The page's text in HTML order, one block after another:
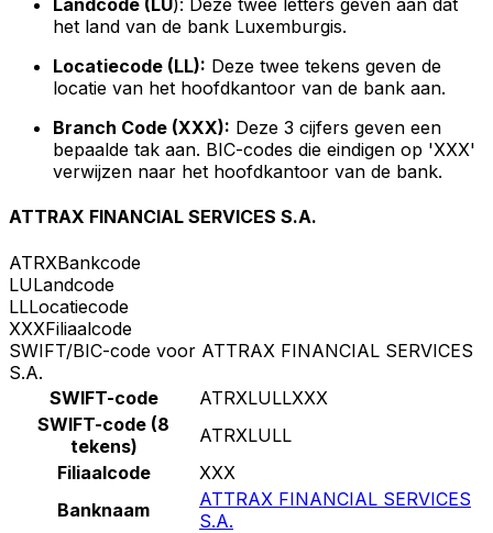
Landcode (LU): Deze twee letters geven aan dat
het land van de bank Luxemburgis.
Locatiecode (LL): Deze twee tekens geven de
locatie van het hoofdkantoor van de bank aan.
Branch Code (XXX): Deze 3 cijfers geven een
bepaalde tak aan. BIC-codes die eindigen op 'XXX'
verwijzen naar het hoofdkantoor van de bank.
ATTRAX FINANCIAL SERVICES S.A.
ATRXBankcode
LULandcode
LLLocatiecode
XXXFiliaalcode
SWIFT/BIC-code voor ATTRAX FINANCIAL SERVICES
S.A.
SWIFT-code
ATRXLULLXXX
SWIFT-code (8
tekens)
ATRXLULL
Filiaalcode
XXX
Banknaam
ATTRAX FINANCIAL SERVICES
S.A.